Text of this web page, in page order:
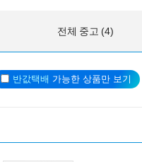
전체 중고 (4)
반값택배 가능한 상품만 보기